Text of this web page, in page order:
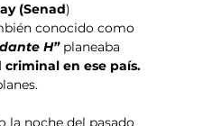
(Senad)
conocido como
H” planeaba
criminal en ese país.
la noche del pasado